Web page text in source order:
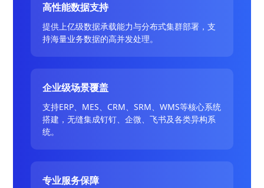
高性能数据支持
提供上亿级数据承载能力与分布式集群部署，支
持海量业务数据的高并发处理。
企业级场景覆盖
支持ERP、MES、CRM、SRM、WMS等核心系统
搭建，无缝集成钉钉、企微、飞书及各类异构系
统。
专业服务保障